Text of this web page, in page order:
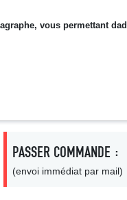
vous permettant
PASSER COMMANDE :
(envoi immédiat par mail)